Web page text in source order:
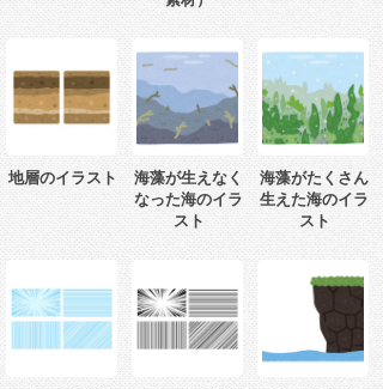
地層のイラスト
海藻が生えなく
なった海のイラ
スト
海藻がたくさん
生えた海のイラ
スト